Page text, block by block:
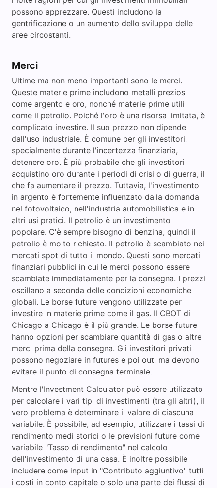
possono apprezzare. Questi includono la
gentrificazione o un aumento dello sviluppo delle
aree circostanti.
Merci
Ultime ma non meno importanti sono le merci.
Queste materie prime includono metalli preziosi
come argento e oro, nonché materie prime utili
come il petrolio. Poiché l'oro è una risorsa limitata, è
complicato investire. Il suo prezzo non dipende
dall'uso industriale. È comune per gli investitori,
specialmente durante l'incertezza finanziaria,
detenere oro. È più probabile che gli investitori
acquistino oro durante i periodi di crisi o di guerra, il
che fa aumentare il prezzo. Tuttavia, l'investimento
in argento è fortemente influenzato dalla domanda
nel fotovoltaico, nell'industria automobilistica e in
altri usi pratici. Il petrolio è un investimento
popolare. C'è sempre bisogno di benzina, quindi il
petrolio è molto richiesto. Il petrolio è scambiato nei
mercati spot di tutto il mondo. Questi sono mercati
finanziari pubblici in cui le merci possono essere
scambiate immediatamente per la consegna. I prezzi
oscillano a seconda delle condizioni economiche
globali. Le borse future vengono utilizzate per
investire in materie prime come il gas. Il CBOT di
Chicago a Chicago è il più grande. Le borse future
hanno opzioni per scambiare quantità di gas o altre
merci prima della consegna. Gli investitori privati
possono negoziare in futures e poi out, ma devono
evitare il punto di consegna terminale.
Mentre l'Investment Calculator può essere utilizzato
per calcolare i vari tipi di investimenti (tra gli altri), il
vero problema è determinare il valore di ciascuna
variabile. È possibile, ad esempio, utilizzare i tassi di
rendimento medi storici o le previsioni future come
variabile "Tasso di rendimento" nel calcolo
dell'investimento di una casa. È inoltre possibile
includere come input in "Contributo aggiuntivo" tutti
i costi in conto capitale o solo una parte dei flussi di